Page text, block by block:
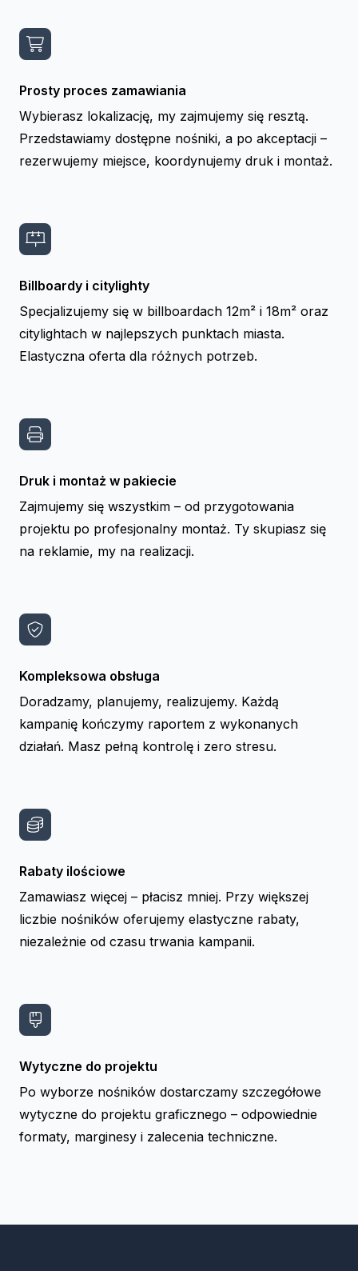
Prosty proces zamawiania
Wybierasz lokalizację, my zajmujemy się resztą.
Przedstawiamy dostępne nośniki, a po akceptacji –
rezerwujemy miejsce, koordynujemy druk i montaż.
Billboardy i citylighty
Specjalizujemy się w billboardach 12m² i 18m² oraz
citylightach w najlepszych punktach miasta.
Elastyczna oferta dla różnych potrzeb.
Druk i montaż w pakiecie
Zajmujemy się wszystkim – od przygotowania
projektu po profesjonalny montaż. Ty skupiasz się
na reklamie, my na realizacji.
Kompleksowa obsługa
Doradzamy, planujemy, realizujemy. Każdą
kampanię kończymy raportem z wykonanych
działań. Masz pełną kontrolę i zero stresu.
Rabaty ilościowe
Zamawiasz więcej – płacisz mniej. Przy większej
liczbie nośników oferujemy elastyczne rabaty,
niezależnie od czasu trwania kampanii.
Wytyczne do projektu
Po wyborze nośników dostarczamy szczegółowe
wytyczne do projektu graficznego – odpowiednie
formaty, marginesy i zalecenia techniczne.